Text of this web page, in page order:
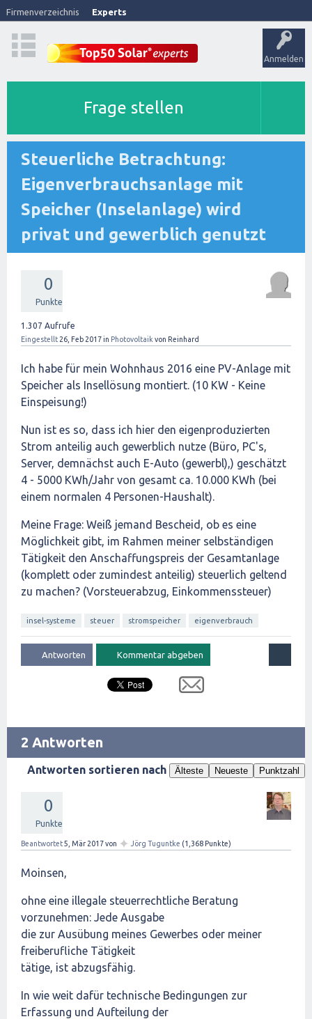
Firmenverzeichnis Experts
Anmelden
Frage stellen
Steuerliche Betrachtung:
Eigenverbrauchsanlage mit
Speicher (Inselanlage) wird
privat und gewerblich genutzt
0
Punkte
1.307 Aufrufe
Eingestellt 26, Feb 2017in Photovoltaik von Reinhard
Ich habe für mein Wohnhaus 2016 eine PV-Anlage mit
Speicher als Insellösung montiert. (10 KW - Keine
Einspeisung!)
Nun ist es so, dass ich hier den eigenproduzierten
Strom anteilig auch gewerblich nutze (Büro, PC's,
Server, demnächst auch E-Auto (gewerbl),) geschätzt
4 - 5000 KWh/Jahr von gesamt ca. 10.000 KWh (bei
einem normalen 4 Personen-Haushalt).
Meine Frage: Weiß jemand Bescheid, ob es eine
Möglichkeit gibt, im Rahmen meiner selbständigen
Tätigkeit den Anschaffungspreis der Gesamtanlage
(komplett oder zumindest anteilig) steuerlich geltend
zu machen? (Vorsteuerabzug, Einkommenssteuer)
insel-systeme steuer stromspeicher eigenverbrauch
2 Antworten
Antworten sortieren nach Älteste Neueste Punktzahl
0
Punkte
Beantwortet5, Mär 2017von ✦ Jörg Tuguntke (1,368 Punkte)
Moinsen,
ohne eine illegale steuerrechtliche Beratung
vorzunehmen: Jede Ausgabe
die zur Ausübung meines Gewerbes oder meiner
freiberufliche Tätigkeit
tätige, ist abzugsfähig.
In wie weit dafür technische Bedingungen zur
Erfassung und Aufteilung der